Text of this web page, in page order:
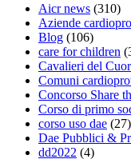
Aicr news (310)
Aziende
Blog (106)
care for children
Cavalieri del
Comuni
Concorso Share
Corso di primo
corso uso dae (27)
Dae Pubblici &
dd2022 (4)